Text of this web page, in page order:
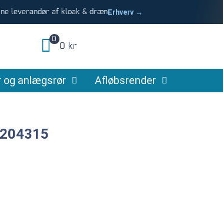
leverandør af kloak & drænErhverv →
0
0 kr
og anlægsrør Afløbsrender